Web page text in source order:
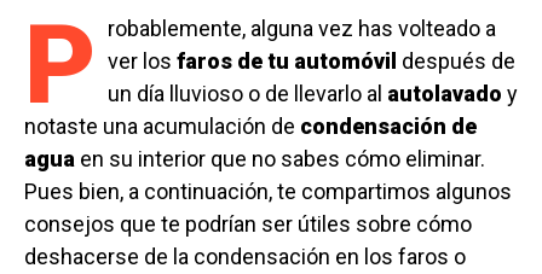
P
robablemente, alguna vez has volteado a
ver los faros de tu automóvil después de
un día lluvioso o de llevarlo al autolavado y
notaste una acumulación de condensación de
agua en su interior que no sabes cómo eliminar.
Pues bien, a continuación, te compartimos algunos
consejos que te podrían ser útiles sobre cómo
deshacerse de la condensación en los faros o